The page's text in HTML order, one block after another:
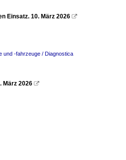
Einsatz. 10. März 2026 
und -fahrzeuge / Diagnostica
März 2026 